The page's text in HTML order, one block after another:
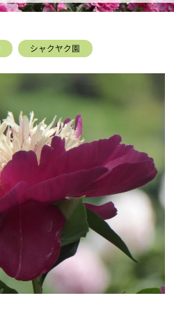
シャクヤク園